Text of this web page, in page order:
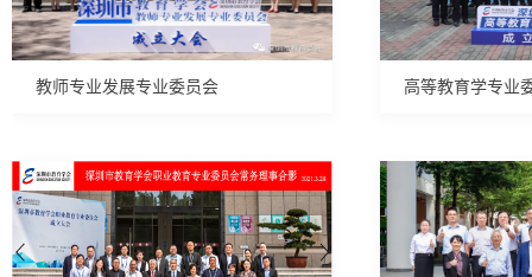
教师专业发展专业委员会 高等教育学专业